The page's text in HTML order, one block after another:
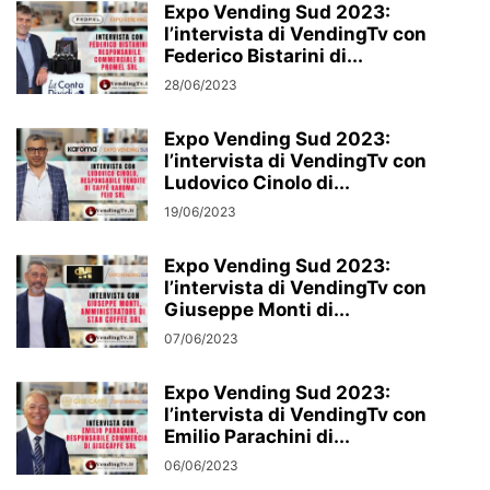
Expo Vending Sud 2023:
l’intervista di VendingTv con
Federico Bistarini di...
28/06/2023
Expo Vending Sud 2023:
l’intervista di VendingTv con
Ludovico Cinolo di...
19/06/2023
Expo Vending Sud 2023:
l’intervista di VendingTv con
Giuseppe Monti di...
07/06/2023
Expo Vending Sud 2023:
l’intervista di VendingTv con
Emilio Parachini di...
06/06/2023